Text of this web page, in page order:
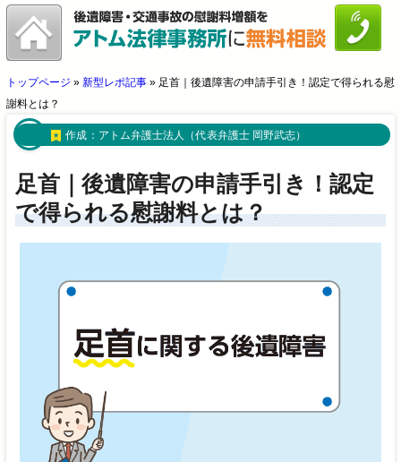
トップページ » 新型レポ記事» 足首｜後遺障害の申請手引き！認定で得られる慰
謝料とは？
作成：アトム弁護士法人（代表弁護士 岡野武志）
足首｜後遺障害の申請手引き！認定
で得られる慰謝料とは？